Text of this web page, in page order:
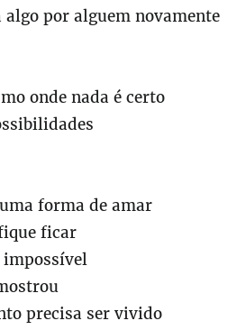
por alguem novamente
onde nada é certo
forma de amar
ficar
impossível
precisa ser vivido